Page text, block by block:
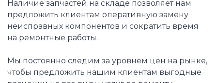
Наличие запчастей на складе позволяет нам
предложить клиентам оперативную замену
неисправных компонентов и сократить время
на ремонтные работы.
Мы постоянно следим за уровнем цен на рынке,
чтобы предложить нашим клиентам выгодные